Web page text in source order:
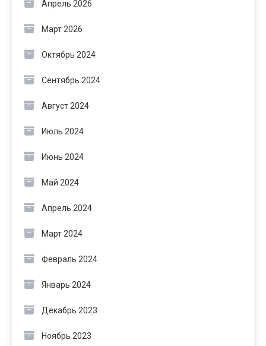
Апрель 2026
Март 2026
Октябрь 2024
Сентябрь 2024
Август 2024
Июль 2024
Июнь 2024
Май 2024
Апрель 2024
Март 2024
Февраль 2024
Январь 2024
Декабрь 2023
Ноябрь 2023